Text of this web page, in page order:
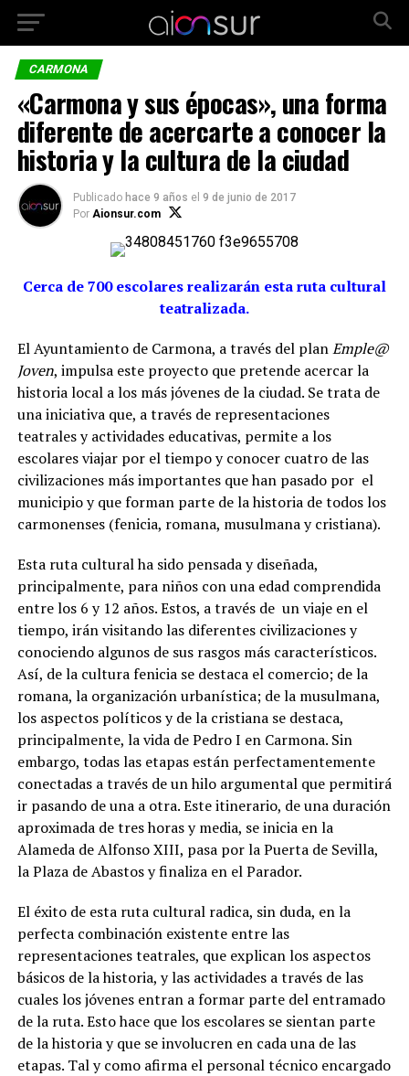
CARMONA
«Carmona y sus épocas», una forma
diferente de acercarte a conocer la
historia y la cultura de la ciudad
Publicado hace 9 años el 9 de junio de 2017
Por Aionsur.com
Cerca de 700 escolares realizarán esta ruta cultural
teatralizada.
El Ayuntamiento de Carmona, a través del planEmple@
Joven, impulsa este proyecto que pretende acercar la
historia local a los más jóvenes de la ciudad. Se trata de
una iniciativa que, a través de representaciones
teatrales y actividades educativas, permite a los
escolares viajar por el tiempo y conocer cuatro de las
civilizaciones más importantes que han pasado por el
municipio y que forman parte de la historia de todos los
carmonenses (fenicia, romana, musulmana y cristiana).
Esta ruta cultural ha sido pensada y diseñada,
principalmente, para niños con una edad comprendida
entre los 6 y 12 años. Estos, a través de un viaje en el
tiempo, irán visitando las diferentes civilizaciones y
conociendo algunos de sus rasgos más característicos.
Así, de la cultura fenicia se destaca el comercio; de la
romana, la organización urbanística; de la musulmana,
los aspectos políticos y de la cristiana se destaca,
principalmente, la vida de Pedro I en Carmona. Sin
embargo, todas las etapas están perfectamentemente
conectadas a través de un hilo argumental que permitirá
ir pasando de una a otra. Este itinerario, de una duración
aproximada de tres horas y media, se inicia en la
Alameda de Alfonso XIII, pasa por la Puerta de Sevilla,
la Plaza de Abastos y finaliza en el Parador.
El éxito de esta ruta cultural radica, sin duda, en la
perfecta combinación existente entre las
representaciones teatrales, que explican los aspectos
básicos de la historia, y las actividades a través de las
cuales los jóvenes entran a formar parte del entramado
de la ruta. Esto hace que los escolares se sientan parte
de la historia y que se involucren en cada una de las
etapas. Tal y como afirma el personal técnico encargado